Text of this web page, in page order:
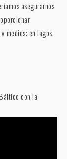
asegurarnos
medios: en lagos,
con la